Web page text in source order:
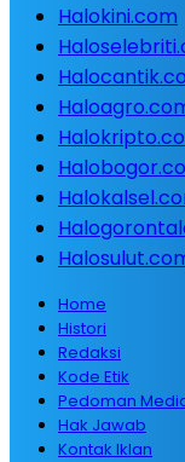
Halokini.com
Home
Histori
Redaksi
Kode Etik
Pedoman
Hak Jawab
Kontak Iklan